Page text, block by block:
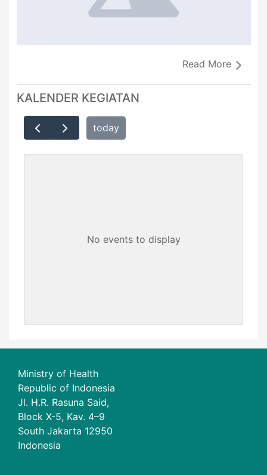
Read More
KALENDER KEGIATAN
today
No events to display
Ministry of Health
Republic of Indonesia
Jl. H.R. Rasuna Said,
Block X-5, Kav. 4–9
South Jakarta 12950
Indonesia